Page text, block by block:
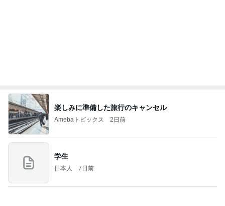
楽しみに準備した旅行のキャンセル
Amebaトピックス 2日前
学生
日本人 7日前